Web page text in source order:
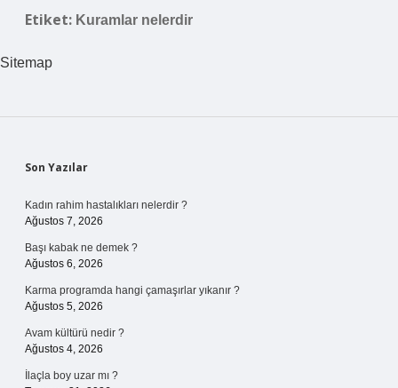
Etiket: Kuramlar nelerdir
Sitemap
Sidebar
Son Yazılar
Kadın rahim hastalıkları nelerdir ?
Ağustos 7, 2026
Başı kabak ne demek ?
Ağustos 6, 2026
Karma programda hangi çamaşırlar yıkanır ?
Ağustos 5, 2026
Avam kültürü nedir ?
Ağustos 4, 2026
İlaçla boy uzar mı ?